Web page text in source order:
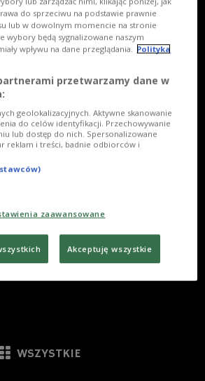
WSZYSTKIE
do sprzeciwu na podstawie prawnie
lub w dowolnym momencie na stronie
wybory będą sygnalizowane naszym
wpływu na dane przeglądania. Polityka
przetwarzamy dane w
geolokalizacyjnych. Aktywne skanowanie
do celów identyfikacji. Przechowywanie
lub dostęp do nich. Spersonalizowane
reklam i treści, badnie odbiorców i
zaawansowane
Akceptuję wszystkie